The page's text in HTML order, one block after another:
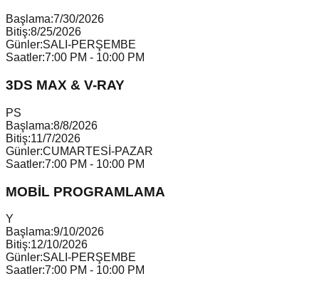
Başlama:7/30/2026
Bitiş:8/25/2026
Günler:SALI-PERŞEMBE
Saatler:7:00 PM - 10:00 PM
3DS MAX & V-RAY
PS
Başlama:8/8/2026
Bitiş:11/7/2026
Günler:CUMARTESİ-PAZAR
Saatler:7:00 PM - 10:00 PM
MOBİL PROGRAMLAMA
Y
Başlama:9/10/2026
Bitiş:12/10/2026
Günler:SALI-PERŞEMBE
Saatler:7:00 PM - 10:00 PM